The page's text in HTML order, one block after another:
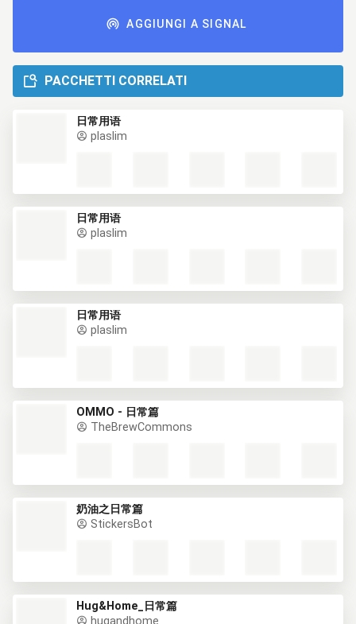
AGGIUNGI A SIGNAL
PACCHETTI CORRELATI
日常用语
plaslim
日常用语
plaslim
日常用语
plaslim
OMMO - 日常篇
TheBrewCommons
奶油之日常篇
StickersBot
Hug&Home_日常篇
hugandhome